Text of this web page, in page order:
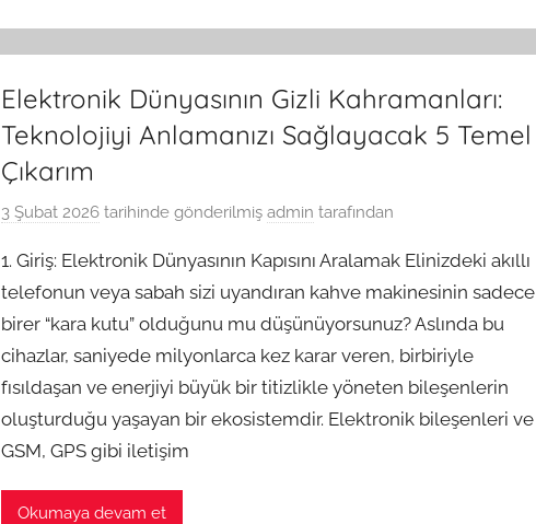
Elektronik Dünyasının Gizli Kahramanları:
Teknolojiyi Anlamanızı Sağlayacak 5 Temel
Çıkarım
3 Şubat 2026tarihinde gönderilmiş admin tarafından
1. Giriş: Elektronik Dünyasının Kapısını Aralamak Elinizdeki akıllı
telefonun veya sabah sizi uyandıran kahve makinesinin sadece
birer “kara kutu” olduğunu mu düşünüyorsunuz? Aslında bu
cihazlar, saniyede milyonlarca kez karar veren, birbiriyle
fısıldaşan ve enerjiyi büyük bir titizlikle yöneten bileşenlerin
oluşturduğu yaşayan bir ekosistemdir. Elektronik bileşenleri ve
GSM, GPS gibi iletişim
Okumaya devam et